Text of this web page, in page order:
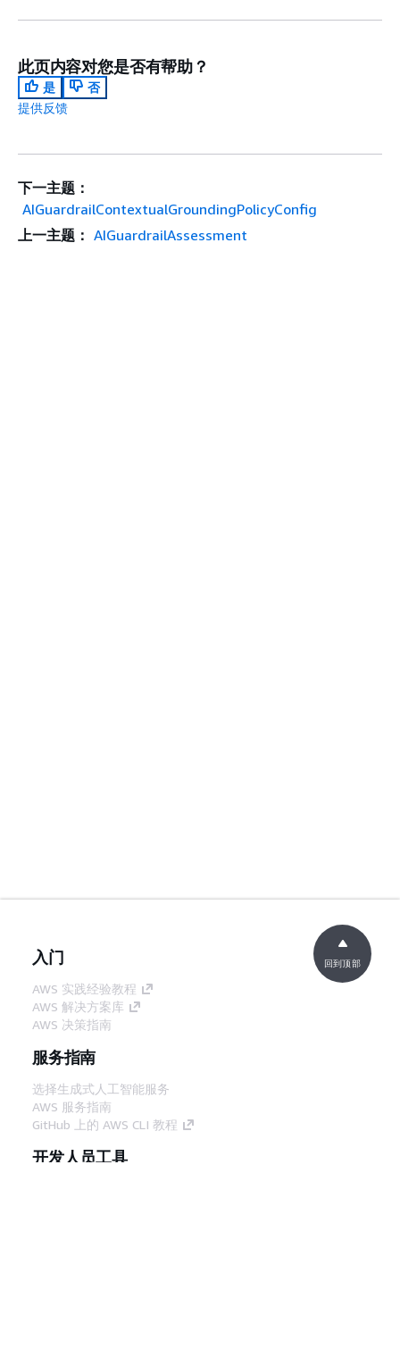
此页内容对您是否有帮助？
是
否
提供反馈
下一主题：
AIGuardrailContextualGroundingPolicyConfig
上一主题： AIGuardrailAssessment
入门
AWS 实践经验教程
AWS 解决方案库
AWS 决策指南
服务指南
选择生成式人工智能服务
AWS 服务指南
GitHub 上的 AWS CLI 教程
开发人员工具
回到顶部